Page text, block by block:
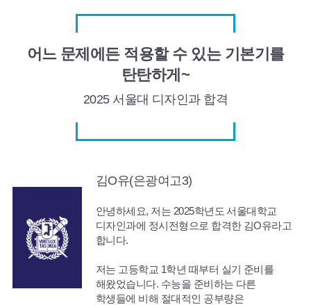
어느 문제에든 적용할 수 있는 기본기를
탄탄하게~
2025 서울대 디자인과 합격
김O유(은광여고3)
안녕하세요, 저는 2025학년도 서울대학교
디자인과에 정시전형으로 합격한 김O유라고
합니다.
저는 고등학교 1학년 때부터 실기 준비를
해왔었습니다. 수능을 준비하는 다른
학생들에 비해 절대적인 공부량은